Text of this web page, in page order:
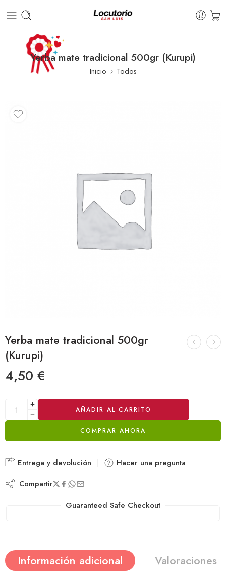
Yerba mate tradicional 500gr (Kurupi)
Inicio Todos
Yerba mate tradicional 500gr
(Kurupi)
4,50 €
AÑADIR AL CARRITO
COMPRAR AHORA
Alternative:
Entrega y devolución Hacer una pregunta
Compartir
Guaranteed Safe Checkout
Información adicional Valoraciones